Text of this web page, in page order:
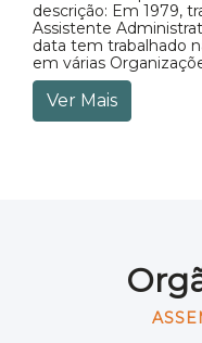
descrição: Em 1979,
Assistente
data tem trabalhado
em várias
Ver Mais